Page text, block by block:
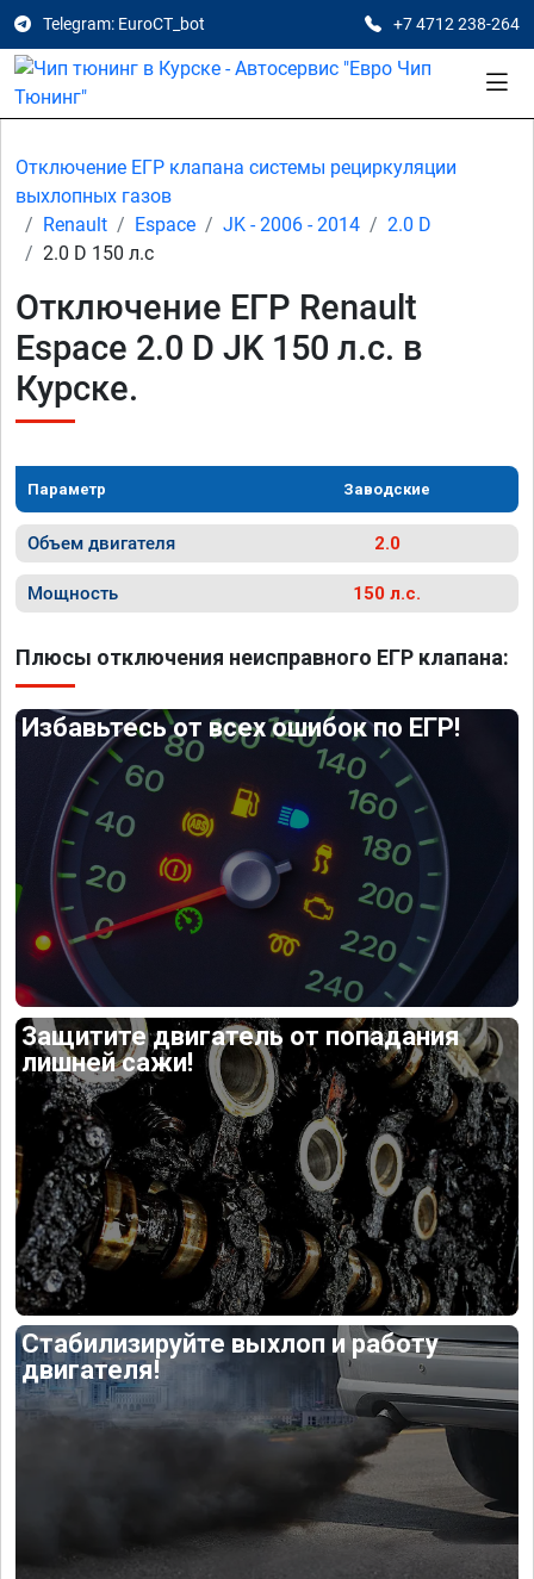
Telegram: EuroCT_bot +7 4712 238-264
Отключение ЕГР клапана системы рециркуляции
выхлопных газов
Renault
Espace JK - 2006 - 2014
2.0 D
2.0 D 150 л.с
Отключение ЕГР Renault
Espace 2.0 D JK 150 л.с. в
Курске.
Параметр Заводские
Объем двигателя 2.0
Мощность 150 л.с.
Плюсы отключения неисправного ЕГР клапана:
Избавьтесь от всех ошибок по ЕГР!
Защитите двигатель от попадания
лишней сажи!
Стабилизируйте выхлоп и работу
двигателя!